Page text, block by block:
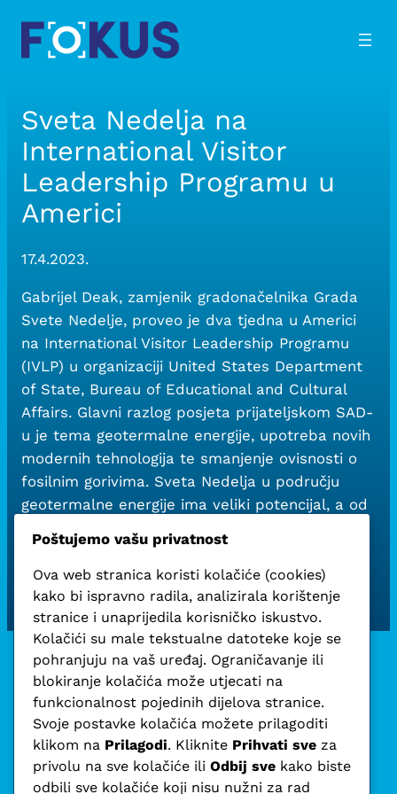
Skip
content
Sveta Nedelja na
International Visitor
Leadership Programu u
Americi
17.4.2023.
Gabrijel Deak, zamjenik gradonačelnika Grada
Svete Nedelje, proveo je dva tjedna u Americi
na International Visitor Leadership Programu
(IVLP) u organizaciji United States Department
of State, Bureau of Educational and Cultural
Affairs. Glavni razlog posjeta prijateljskom SAD-
u je tema geotermalne energije, upotreba novih
modernih tehnologija te smanjenje ovisnosti o
fosilnim gorivima. Sveta Nedelja u području
geotermalne energije ima veliki potencijal, a od
na dokumentaciji i pripremnim procesima, kako
bi iskoristili taj potencijal.
Fokus – hrvatska
Poštujemo vašu privatnost
Ova web stranica koristi kolačiće (cookies)
kako bi ispravno radila, analizirala korištenje
stranice i unaprijedila korisničko iskustvo.
Kolačići su male tekstualne datoteke koje se
pohranjuju na vaš uređaj. Ograničavanje ili
blokiranje kolačića može utjecati na
funkcionalnost pojedinih dijelova stranice.
Svoje postavke kolačića možete prilagoditi
klikom na Prilagodi. Kliknite Prihvati sve za
privolu na sve kolačiće ili Odbij sve kako biste
odbili sve kolačiće koji nisu nužni za rad